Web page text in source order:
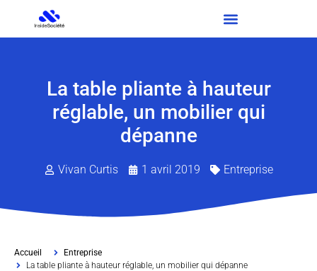
La table pliante à hauteur
réglable, un mobilier qui
dépanne
Vivan Curtis 1 avril 2019 Entreprise
Accueil
Entreprise
La table pliante à hauteur réglable, un mobilier qui dépanne